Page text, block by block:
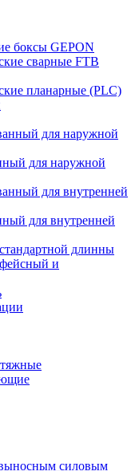
боксы GEPON
сварные FTB
планарные (PLC)
для наружной
для наружной
для внутренней
для внутренней
длинны
и
силовым